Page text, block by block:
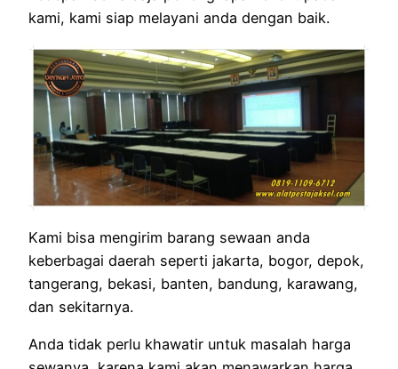
kami, kami siap melayani anda dengan baik.
Kami bisa mengirim barang sewaan anda
keberbagai daerah seperti jakarta, bogor, depok,
tangerang, bekasi, banten, bandung, karawang,
dan sekitarnya.
Anda tidak perlu khawatir untuk masalah harga